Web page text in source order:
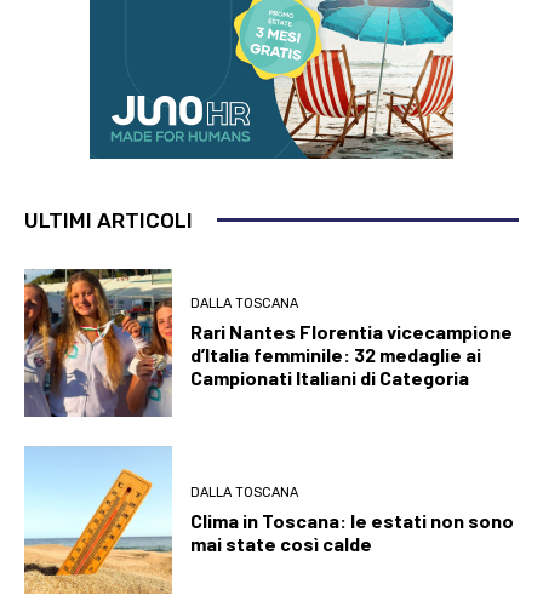
ULTIMI ARTICOLI
DALLA TOSCANA
Rari Nantes Florentia vicecampione
d’Italia femminile: 32 medaglie ai
Campionati Italiani di Categoria
DALLA TOSCANA
Clima in Toscana: le estati non sono
mai state così calde